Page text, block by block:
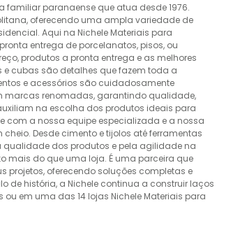
familiar paranaense que atua desde 1976.
oferecendo uma ampla variedade de
Aqui na Nichele Materiais para
entrega de porcelanatos, pisos, ou
produtos a pronta entrega e as melhores
cubas são detalhes que fazem toda a
e acessórios são cuidadosamente
marcas renomadas, garantindo qualidade,
na escolha dos produtos ideais para
com a nossa equipe especializada e a nossa
Desde cimento e tijolos até ferramentas
qualidade dos produtos e pela agilidade na
mais do que uma loja. É uma parceira que
projetos, oferecendo soluções completas e
de história, a Nichele continua a construir laços
em uma das 14 lojas Nichele Materiais para